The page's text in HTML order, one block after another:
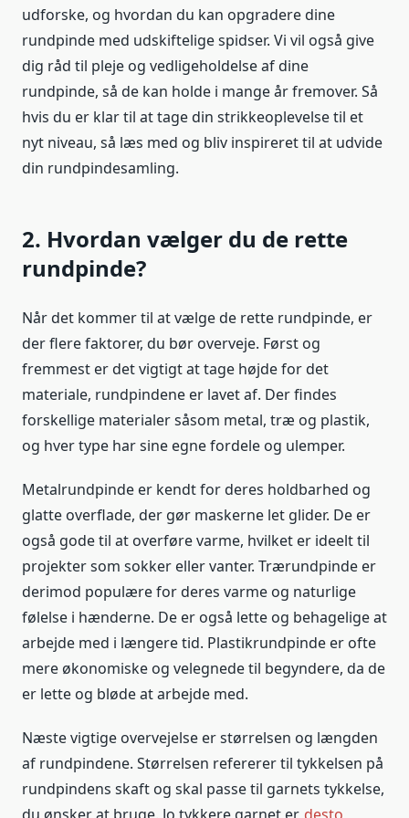
udforske, og hvordan du kan opgradere dine
rundpinde med udskiftelige spidser. Vi vil også give
dig råd til pleje og vedligeholdelse af dine
rundpinde, så de kan holde i mange år fremover. Så
hvis du er klar til at tage din strikkeoplevelse til et
nyt niveau, så læs med og bliv inspireret til at udvide
din rundpindesamling.
2. Hvordan vælger du de rette
rundpinde?
Når det kommer til at vælge de rette rundpinde, er
der flere faktorer, du bør overveje. Først og
fremmest er det vigtigt at tage højde for det
materiale, rundpindene er lavet af. Der findes
forskellige materialer såsom metal, træ og plastik,
og hver type har sine egne fordele og ulemper.
Metalrundpinde er kendt for deres holdbarhed og
glatte overflade, der gør maskerne let glider. De er
også gode til at overføre varme, hvilket er ideelt til
projekter som sokker eller vanter. Trærundpinde er
derimod populære for deres varme og naturlige
følelse i hænderne. De er også lette og behagelige at
arbejde med i længere tid. Plastikrundpinde er ofte
mere økonomiske og velegnede til begyndere, da de
er lette og bløde at arbejde med.
Næste vigtige overvejelse er størrelsen og længden
af rundpindene. Størrelsen refererer til tykkelsen på
rundpindens skaft og skal passe til garnets tykkelse,